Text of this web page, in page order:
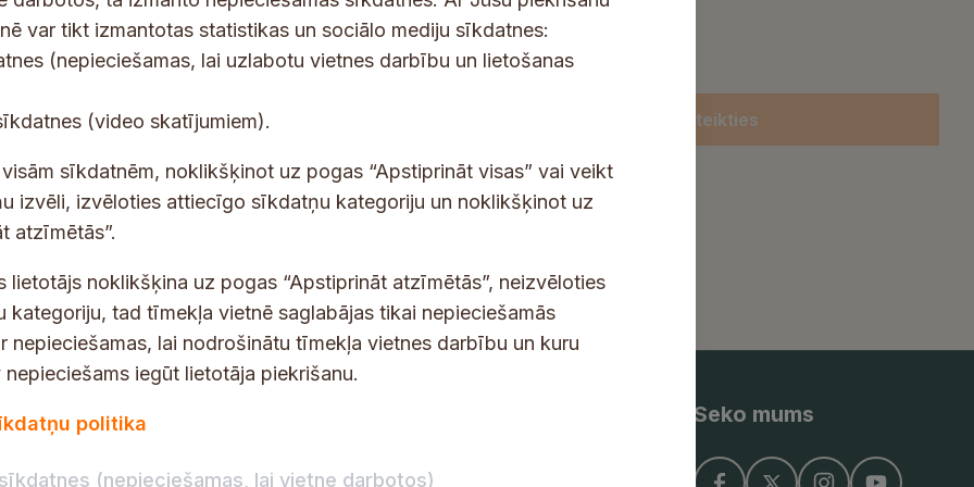
jaunumus savā e-pastā
-
p
a
s
s
*
Pieteikties
e-pastā.
darba laiks
8.00–17.00
Privātuma politika
Seko mums
var tikt izmantotas statistikas un sociālo mediju sīkdatnes:
(nepieciešamas, lai uzlabotu vietnes darbību un lietošanas
(video skatījumiem).
sīkdatnēm, noklikšķinot uz pogas “Apstiprināt visas” vai veikt
izvēli, izvēloties attiecīgo sīkdatņu kategoriju un noklikšķinot uz
atzīmētās”.
lietotājs noklikšķina uz pogas “Apstiprināt atzīmētās”, neizvēloties
kategoriju, tad tīmekļa vietnē saglabājas tikai nepieciešamās
nepieciešamas, lai nodrošinātu tīmekļa vietnes darbību un kuru
iegūt lietotāja piekrišanu.
politika
(nepieciešamas, lai vietne darbotos)